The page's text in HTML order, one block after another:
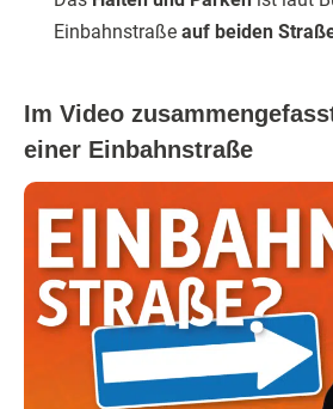
Einbahnstraße auf beiden
Im Video
einer Einbahnstraße